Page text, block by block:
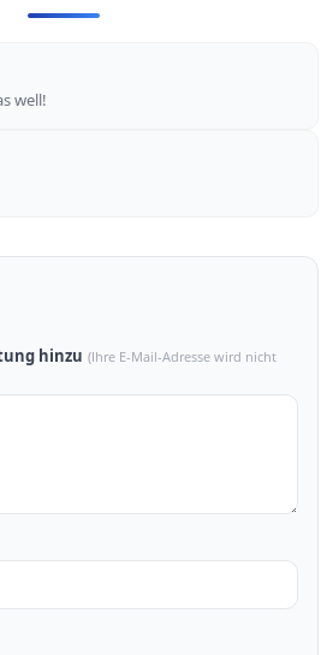
well!
hinzu (Ihre E-Mail-Adresse wird nicht